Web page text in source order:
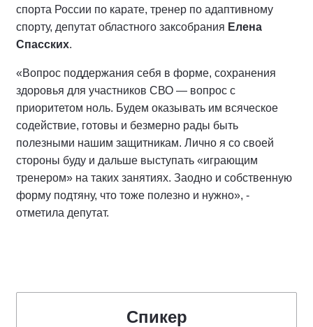
спорта России по карате, тренер по адаптивному
спорту, депутат областного заксобрания Елена
Спасских.
«Вопрос поддержания себя в форме, сохранения
здоровья для участников СВО — вопрос с
приоритетом ноль. Будем оказывать им всяческое
содействие, готовы и безмерно рады быть
полезными нашим защитникам. Лично я со своей
стороны буду и дальше выступать «играющим
тренером» на таких занятиях. Заодно и собственную
форму подтяну, что тоже полезно и нужно», -
отметила депутат.
Спикер